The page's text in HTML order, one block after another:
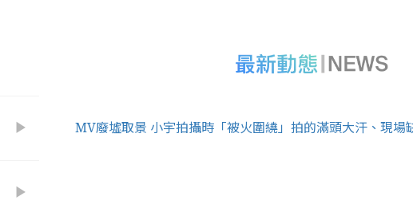
MV廢墟取景 小宇拍攝時「被火圍繞」拍的滿頭大汗、現場